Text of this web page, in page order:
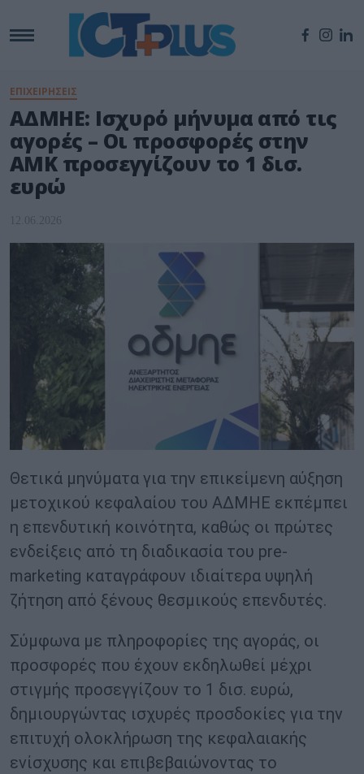
ΕΠΙΧΕΙΡΗΣΕΙΣ
ΑΔΜΗΕ: Ισχυρό μήνυμα από τις
αγορές – Οι προσφορές στην
ΑΜΚ προσεγγίζουν το 1 δισ.
ευρώ
12.06.2026
Θετικά μηνύματα για την επικείμενη αύξηση
μετοχικού κεφαλαίου του ΑΔΜΗΕ εκπέμπει
η επενδυτική κοινότητα, καθώς οι πρώτες
ενδείξεις από τη διαδικασία του pre-
marketing καταγράφουν ιδιαίτερα υψηλή
ζήτηση από ξένους θεσμικούς επενδυτές.
Σύμφωνα με πληροφορίες της αγοράς, οι
προσφορές που έχουν εκδηλωθεί μέχρι
στιγμής προσεγγίζουν το 1 δισ. ευρώ,
δημιουργώντας ισχυρές προσδοκίες για την
επιτυχή ολοκλήρωση της κεφαλαιακής
ενίσχυσης και επιβεβαιώνοντας το